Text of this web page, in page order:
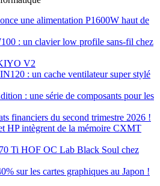
une alimentation P1600W haut de
: un clavier low profile sans-fil chez
V2
: un cache ventilateur super stylé
: une série de composants pour les
financiers du second trimestre 2026 !
HP intègrent de la mémoire CXMT
Ti HOF OC Lab Black Soul chez
sur les cartes graphiques au Japon !